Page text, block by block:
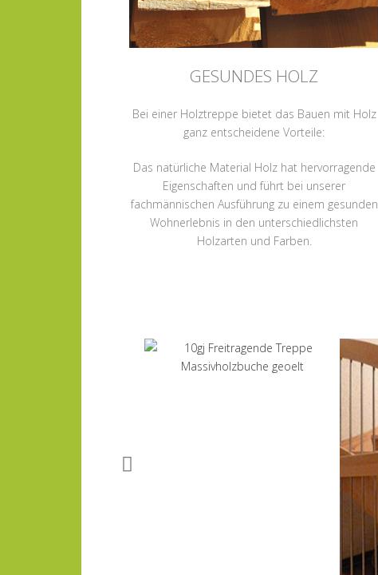
GESUNDES HOLZ
Bei einer Holztreppe bietet das Bauen mit Holz
ganz entscheidene Vorteile:
Das natürliche Material Holz hat hervorragende
Eigenschaften und führt bei unserer
fachmännischen Ausführung zu einem gesunden
Wohnerlebnis in den unterschiedlichsten
Holzarten und Farben.